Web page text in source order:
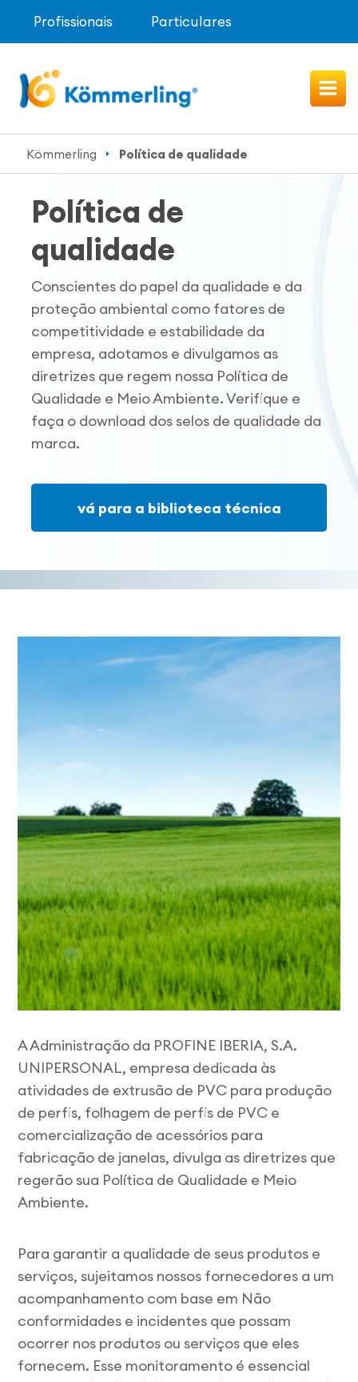
Profissionais Particulares
Kömmerling Política de qualidade
Política de
qualidade
Conscientes do papel da qualidade e da
proteção ambiental como fatores de
competitividade e estabilidade da
empresa, adotamos e divulgamos as
diretrizes que regem nossa Política de
Qualidade e Meio Ambiente. Verifique e
faça o download dos selos de qualidade da
marca.
vá para a biblioteca técnica
A Administração da PROFINE IBERIA, S.A.
UNIPERSONAL, empresa dedicada às
atividades de extrusão de PVC para produção
de perfis, folhagem de perfis de PVC e
comercialização de acessórios para
fabricação de janelas, divulga as diretrizes que
regerão sua Política de Qualidade e Meio
Ambiente.
Para garantir a qualidade de seus produtos e
serviços, sujeitamos nossos fornecedores a um
acompanhamento com base em Não
conformidades e incidentes que possam
ocorrer nos produtos ou serviços que eles
fornecem. Esse monitoramento é essencial